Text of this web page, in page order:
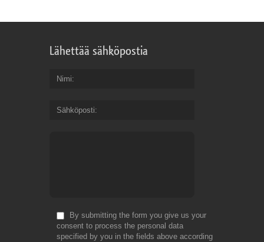
Lähettää sähköpostia
Nimi
Sähköposti
By submitting the form you give us your
consent to process the personal data
specified by you in the fields above according